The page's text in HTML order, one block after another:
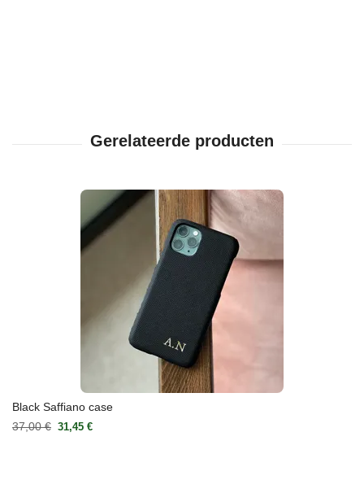
Black Saffiano case
37,00 € 31,45 €